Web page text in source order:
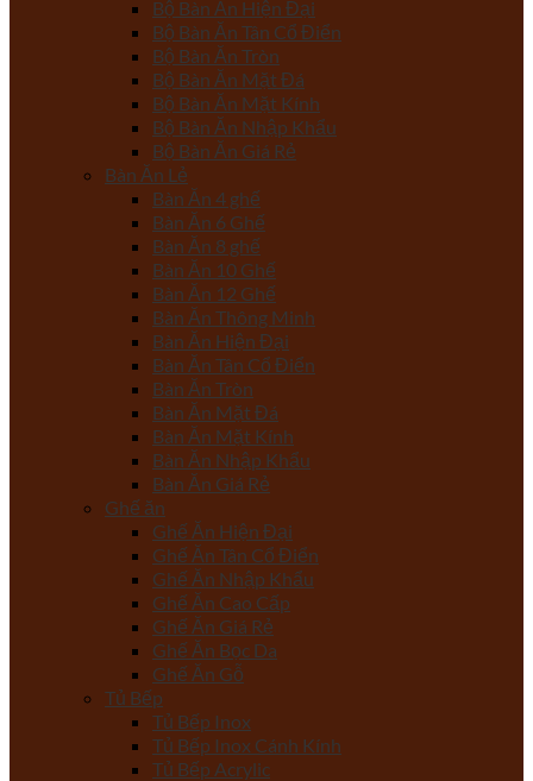
Bộ Bàn Ăn Hiện Đại
Bộ Bàn Ăn Tân Cổ Điển
Bộ Bàn Ăn Tròn
Bộ Bàn Ăn Mặt Đá
Bộ Bàn Ăn Mặt Kính
Bộ Bàn Ăn Nhập Khẩu
Bộ Bàn Ăn Giá Rẻ
Bàn Ăn Lẻ
Bàn Ăn 4 ghế
Bàn Ăn 6 Ghế
Bàn Ăn 8 ghế
Bàn Ăn 10 Ghế
Bàn Ăn 12 Ghế
Bàn Ăn Thông Minh
Bàn Ăn Hiện Đại
Bàn Ăn Tân Cổ Điển
Bàn Ăn Tròn
Bàn Ăn Mặt Đá
Bàn Ăn Mặt Kính
Bàn Ăn Nhập Khẩu
Bàn Ăn Giá Rẻ
Ghế ăn
Ghế Ăn Hiện Đại
Ghế Ăn Tân Cổ Điển
Ghế Ăn Nhập Khẩu
Ghế Ăn Cao Cấp
Ghế Ăn Giá Rẻ
Ghế Ăn Bọc Da
Ghế Ăn Gỗ
Tủ Bếp
Tủ Bếp Inox
Tủ Bếp Inox Cánh Kính
Tủ Bếp Acrylic